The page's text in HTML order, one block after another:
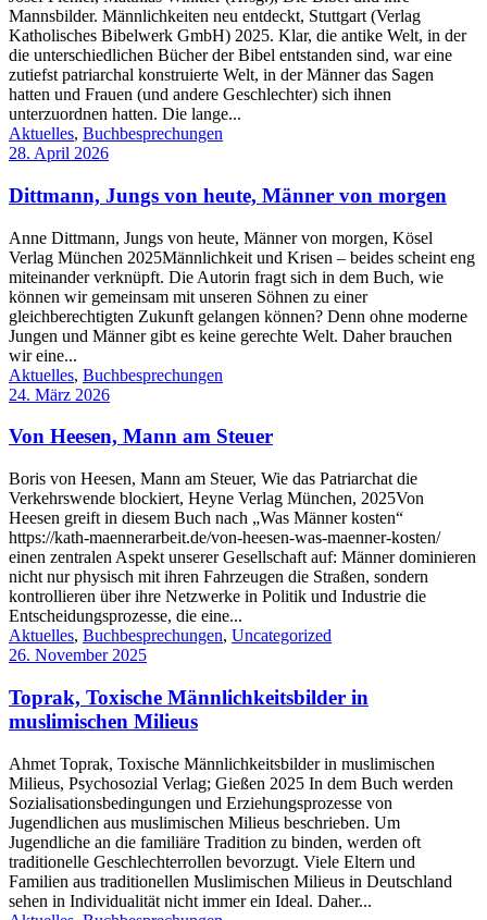
Mannsbilder. Männlichkeiten neu entdeckt, Stuttgart (Verlag
Katholisches Bibelwerk GmbH) 2025. Klar, die antike Welt, in der
die unterschiedlichen Bücher der Bibel entstanden sind, war eine
zutiefst patriarchal konstruierte Welt, in der Männer das Sagen
hatten und Frauen (und andere Geschlechter) sich ihnen
unterzuordnen hatten. Die lange...
Aktuelles, Buchbesprechungen
28. April 2026
Dittmann, Jungs von heute, Männer von morgen
Anne Dittmann, Jungs von heute, Männer von morgen, Kösel
Verlag München 2025Männlichkeit und Krisen – beides scheint eng
miteinander verknüpft. Die Autorin fragt sich in dem Buch, wie
können wir gemeinsam mit unseren Söhnen zu einer
gleichberechtigten Zukunft gelangen können? Denn ohne moderne
Jungen und Männer gibt es keine gerechte Welt. Daher brauchen
wir eine...
Aktuelles, Buchbesprechungen
24. März 2026
Von Heesen, Mann am Steuer
Boris von Heesen, Mann am Steuer, Wie das Patriarchat die
Verkehrswende blockiert, Heyne Verlag München, 2025Von
Heesen greift in diesem Buch nach „Was Männer kosten“
https://kath-maennerarbeit.de/von-heesen-was-maenner-kosten/
einen zentralen Aspekt unserer Gesellschaft auf: Männer dominieren
nicht nur physisch mit ihren Fahrzeugen die Straßen, sondern
kontrollieren über ihre Netzwerke in Politik und Industrie die
Entscheidungsprozesse, die eine...
Aktuelles, Buchbesprechungen, Uncategorized
26. November 2025
Toprak, Toxische Männlichkeitsbilder in
muslimischen Milieus
Ahmet Toprak, Toxische Männlichkeitsbilder in muslimischen
Milieus, Psychosozial Verlag; Gießen 2025 In dem Buch werden
Sozialisationsbedingungen und Erziehungsprozesse von
Jugendlichen aus muslimischen Milieus beschrieben. Um
Jugendliche an die familiäre Tradition zu binden, werden oft
traditionelle Geschlechterrollen bevorzugt. Viele Eltern und
Familien aus traditionellen Muslimischen Milieus in Deutschland
sehen in Individualität nicht immer ein Ideal. Daher...